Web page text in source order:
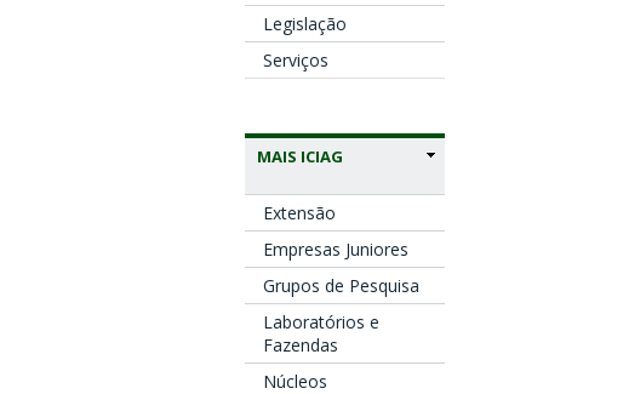
Legislação
Serviços
MAIS ICIAG
Extensão
Empresas Juniores
Grupos de Pesquisa
Laboratórios e
Fazendas
Núcleos